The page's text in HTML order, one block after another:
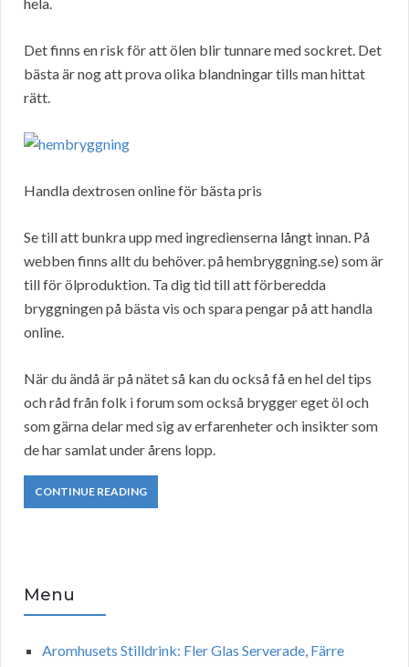
Det finns en risk för att ölen blir tunnare med sockret. Det
bästa är nog att prova olika blandningar tills man hittat
rätt.
Handla dextrosen online för bästa pris
Se till att bunkra upp med ingredienserna långt innan. På
webben finns allt du behöver. på hembryggning.se) som är
till för ölproduktion. Ta dig tid till att förberedda
bryggningen på bästa vis och spara pengar på att handla
online.
När du ändå är på nätet så kan du också få en hel del tips
och råd från folk i forum som också brygger eget öl och
som gärna delar med sig av erfarenheter och insikter som
de har samlat under årens lopp.
CONTINUE READING
Menu
Aromhusets Stilldrink: Fler Glas Serverade, Färre